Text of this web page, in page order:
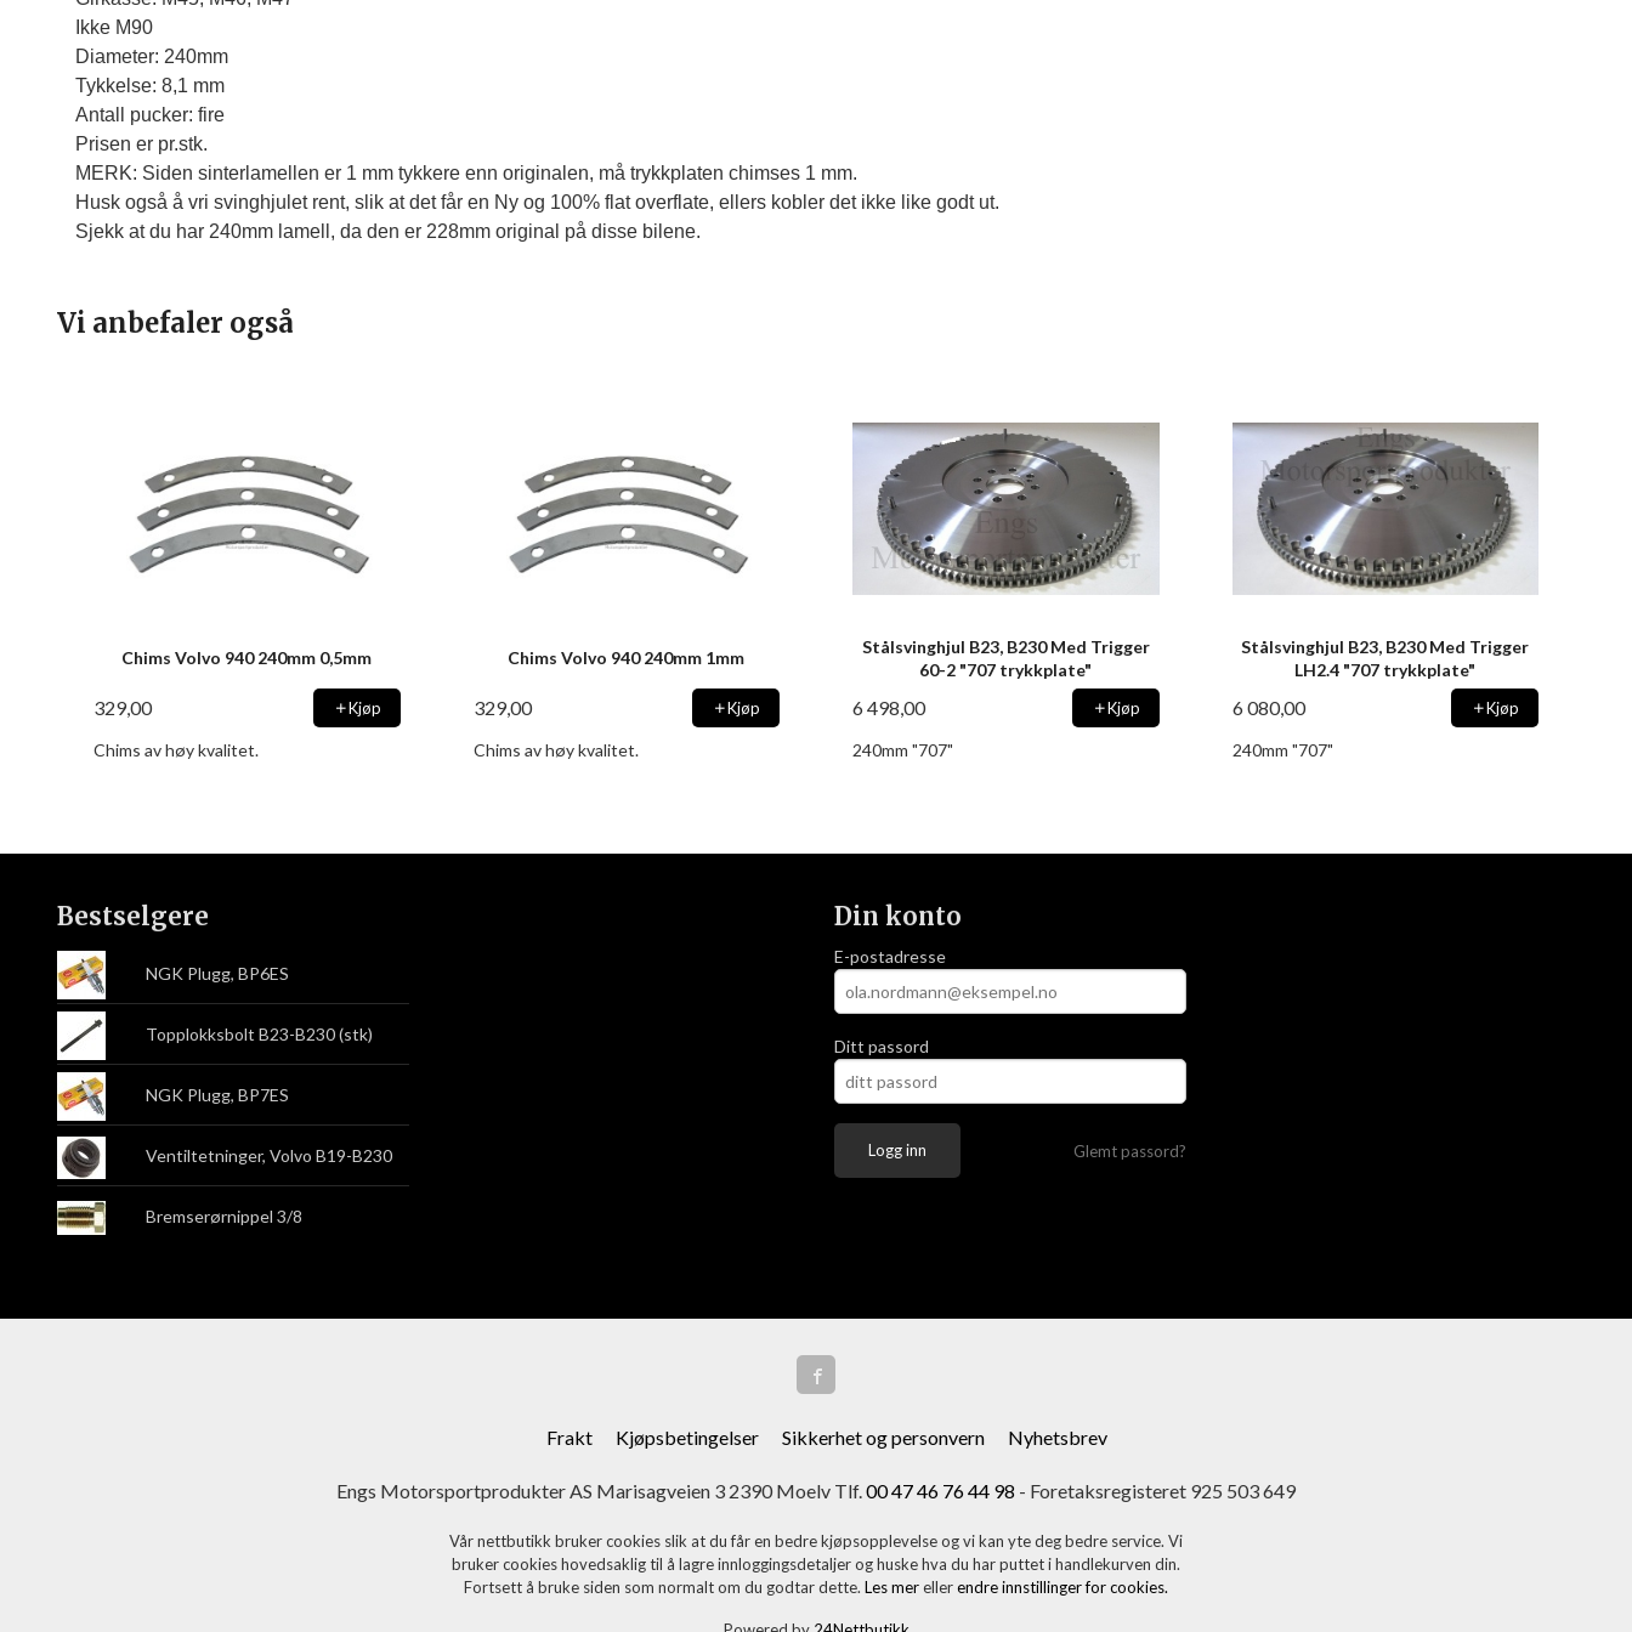
Ikke M90
Diameter: 240mm
Tykkelse: 8,1 mm
Antall pucker: fire
Prisen er pr.stk.
MERK: Siden sinterlamellen er 1 mm tykkere enn originalen, må trykkplaten chimses 1 mm.
Husk også å vri svinghjulet rent, slik at det får en Ny og 100% flat overflate, ellers kobler det ikke like godt ut.
Sjekk at du har 240mm lamell, da den er 228mm original på disse bilene.
Vi anbefaler også
Chims Volvo 940 240mm 0,5mm
329,00 Kjøp
Chims av høy kvalitet.
Chims Volvo 940 240mm 1mm
329,00 Kjøp
Chims av høy kvalitet.
Stålsvinghjul B23, B230 Med Trigger
60-2 "707 trykkplate"
6 498,00 Kjøp
240mm "707"
Stålsvinghjul B23, B230 Med Trigger
LH2.4 "707 trykkplate"
6 080,00 Kjøp
240mm "707"
Bestselgere
NGK Plugg, BP6ES
Topplokksbolt B23-B230 (stk)
NGK Plugg, BP7ES
Ventiltetninger, Volvo B19-B230
Bremserørnippel 3/8
Din konto
E-postadresse
Ditt passord
Glemt passord?
Frakt Kjøpsbetingelser Sikkerhet og personvern Nyhetsbrev
Engs Motorsportprodukter AS Marisagveien 3 2390 Moelv Tlf.00 47 46 76 44 98 - Foretaksregisteret 925 503 649
Vår nettbutikk bruker cookies slik at du får en bedre kjøpsopplevelse og vi kan yte deg bedre service. Vi
bruker cookies hovedsaklig til å lagre innloggingsdetaljer og huske hva du har puttet i handlekurven din.
Fortsett å bruke siden som normalt om du godtar dette. Les merellerendre innstillinger for cookies.